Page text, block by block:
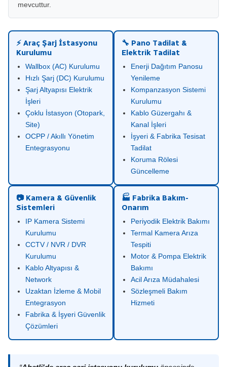
mevcuttur.
⚡ Araç Şarj İstasyonu
Kurulumu
Wallbox (AC) Kurulumu
Hızlı Şarj (DC) Kurulumu
Şarj Altyapısı Elektrik
İşleri
Çoklu İstasyon (Otopark,
Site)
OCPP / Akıllı Yönetim
Entegrasyonu
🔧 Pano Tadilat &
Elektrik Tadilat
Enerji Dağıtım Panosu
Yenileme
Kompanzasyon Sistemi
Kurulumu
Kablo Güzergahı &
Kanal İşleri
İşyeri & Fabrika Tesisat
Tadilat
Koruma Rölesi
Güncelleme
📷 Kamera & Güvenlik
Sistemleri
IP Kamera Sistemi
Kurulumu
CCTV / NVR / DVR
Kurulumu
Kablo Altyapısı &
Network
Uzaktan İzleme & Mobil
Entegrasyon
Fabrika & İşyeri Güvenlik
Çözümleri
🏭 Fabrika Bakım-
Onarım
Periyodik Elektrik Bakımı
Termal Kamera Arıza
Tespiti
Motor & Pompa Elektrik
Bakımı
Acil Arıza Müdahalesi
Sözleşmeli Bakım
Hizmeti